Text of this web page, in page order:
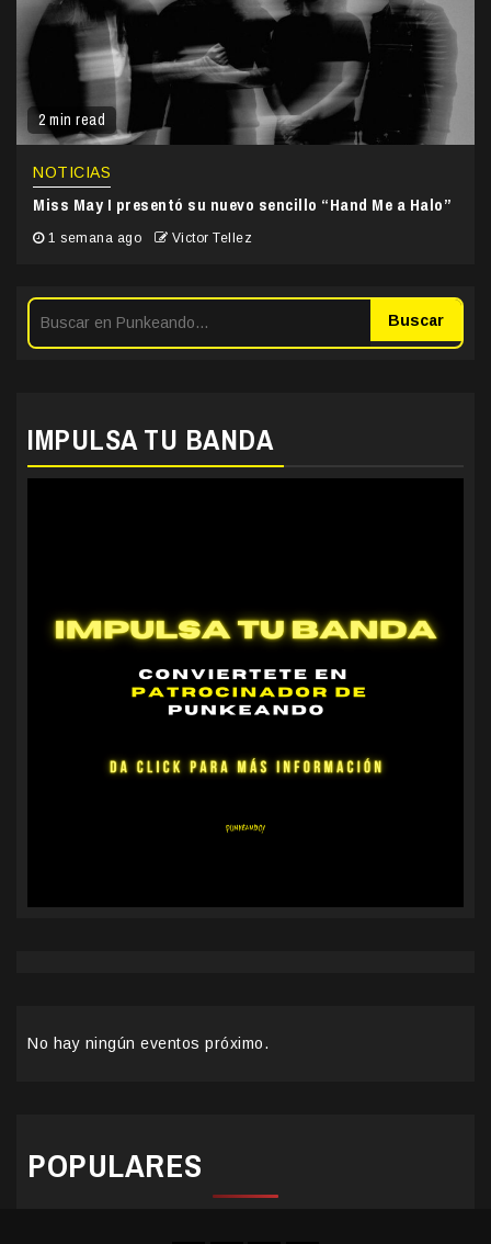
2 min read
NOTICIAS
Miss May I presentó su nuevo sencillo “Hand Me a Halo”
1 semana ago Victor Tellez
Buscar
IMPULSA TU BANDA
No hay ningún eventos próximo.
POPULARES